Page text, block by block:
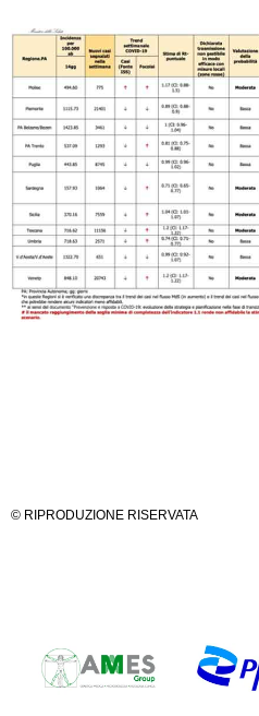
© RIPRODUZIONE RISERVATA